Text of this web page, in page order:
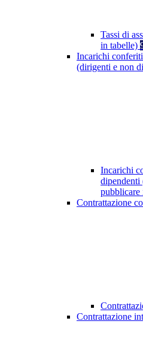
Tassi di
in tabelle)
Incarichi
(dirigenti e non
Incarichi
dipendenti
pubblicare
Contrattazione
Contrattazione